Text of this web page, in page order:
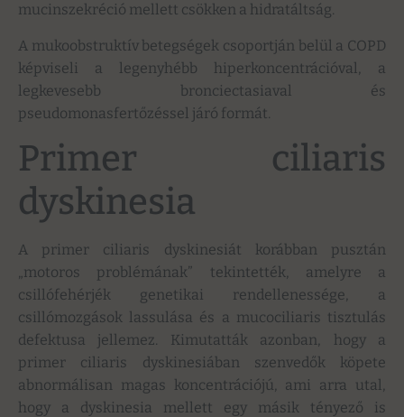
mucinszekréció mellett csökken a hidratáltság.
A mukoobstruktív betegségek csoportján belül a COPD
képviseli a legenyhébb hiperkoncentrációval, a
legkevesebb bronciectasiaval és
pseudomonasfertőzéssel járó formát.
Primer ciliaris
dyskinesia
A primer ciliaris dyskinesiát korábban pusztán
„motoros problémának” tekintették, amelyre a
csillófehérjék genetikai rendellenessége, a
csillómozgások lassulása és a mucociliaris tisztulás
defektusa jellemez. Kimutatták azonban, hogy a
primer ciliaris dyskinesiában szenvedők köpete
abnormálisan magas koncentrációjú, ami arra utal,
hogy a dyskinesia mellett egy másik tényező is